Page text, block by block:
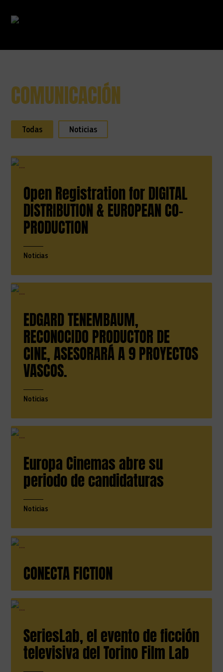
Ir directamente al contenido
COMUNICACIÓN
Todas Noticias
Open Registration for DIGITAL
DISTRIBUTION & EUROPEAN CO-
PRODUCTION
Noticias
EDGARD TENEMBAUM,
RECONOCIDO PRODUCTOR DE
CINE, ASESORARÁ A 9 PROYECTOS
VASCOS.
Noticias
Europa Cinemas abre su
periodo de candidaturas
Noticias
CONECTA FICTION
SeriesLab, el evento de ficción
televisiva del Torino Film Lab